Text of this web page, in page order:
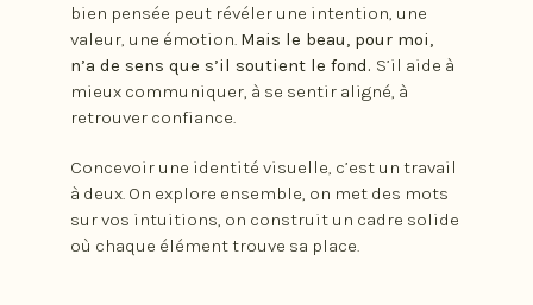
bien pensée peut révéler une intention, une
valeur, une émotion. Mais le beau, pour moi,
n’a de sens que s’il soutient le fond. S’il aide à
mieux communiquer, à se sentir aligné, à
retrouver confiance.
Concevoir une identité visuelle, c’est un travail
à deux. On explore ensemble, on met des mots
sur vos intuitions, on construit un cadre solide
où chaque élément trouve sa place.